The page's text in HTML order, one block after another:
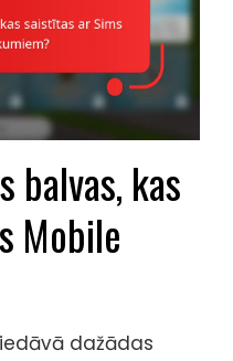
balvas, kas
Mobile
dažādas